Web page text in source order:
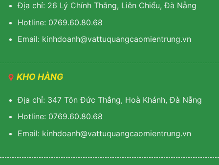
Địa chỉ: 26 Lý Chính Thắng, Liên Chiểu, Đà Nẵng
Hotline: 0769.60.80.68
Email: kinhdoanh@vattuquangcaomientrung.vn
KHO HÀNG
Địa chỉ: 347 Tôn Đức Thắng, Hoà Khánh, Đà Nẵng
Hotline: 0769.60.80.68
Email: kinhdoanh@vattuquangcaomientrung.vn